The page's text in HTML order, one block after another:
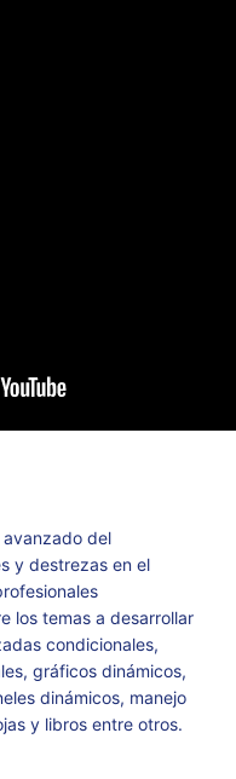
avanzado del
y destrezas en el
los temas a desarrollar
condicionales,
gráficos dinámicos,
dinámicos, manejo
y libros entre otros.